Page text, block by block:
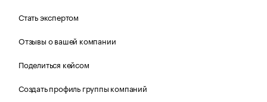
Стать экспертом
Отзывы о вашей компании
Поделиться кейсом
Создать профиль группы компаний